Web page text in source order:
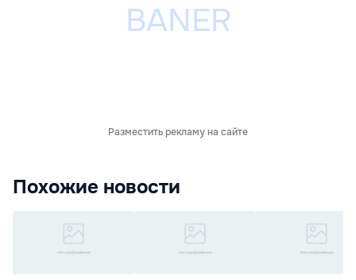
Разместить рекламу на сайте
Похожие новости